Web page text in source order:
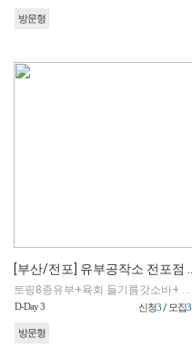
방문형
토핑8종유부+육회 들기름갓소바+ 콩국+음료 (포장 불가)
D-Day 3 신청3/ 모집3
방문형